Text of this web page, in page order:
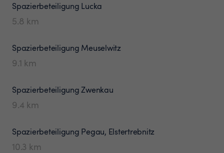
Spazierbeteiligung Lucka
5.8 km
Spazierbeteiligung Meuselwitz
9.1 km
SpazierbeteiligungZwenkau
9.4 km
Spazierbeteiligung Pegau, Elstertrebnitz
10.3 km